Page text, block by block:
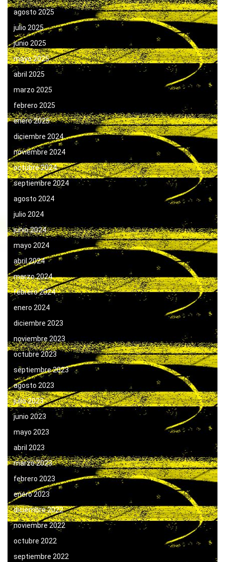
agosto 2025
julio 2025
junio 2025
mayo 2025
abril 2025
marzo 2025
febrero 2025
enero 2025
diciembre 2024
noviembre 2024
octubre 2024
septiembre 2024
agosto 2024
julio 2024
junio 2024
mayo 2024
abril 2024
marzo 2024
febrero 2024
enero 2024
diciembre 2023
noviembre 2023
octubre 2023
septiembre 2023
agosto 2023
julio 2023
junio 2023
mayo 2023
abril 2023
marzo 2023
febrero 2023
enero 2023
diciembre 2022
noviembre 2022
octubre 2022
septiembre 2022